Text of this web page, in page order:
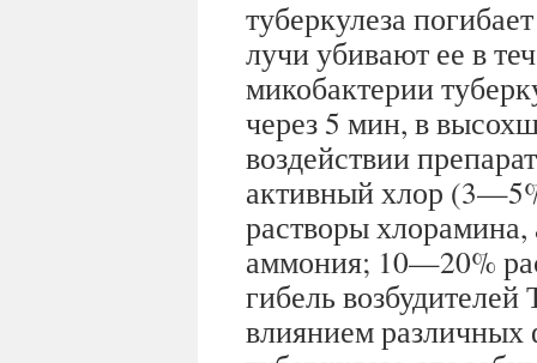
туберкулеза
лучи убивают ее в
микобактерии
через 5 мин, в
воздействии
активный хлор
растворы
аммония; 10—20%
гибель
влиянием различных